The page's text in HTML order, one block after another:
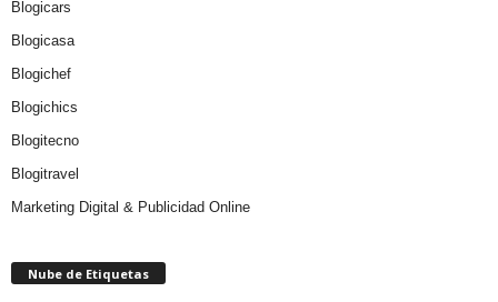
Blogicars
Blogicasa
Blogichef
Blogichics
Blogitecno
Blogitravel
Marketing Digital & Publicidad Online
Nube de Etiquetas